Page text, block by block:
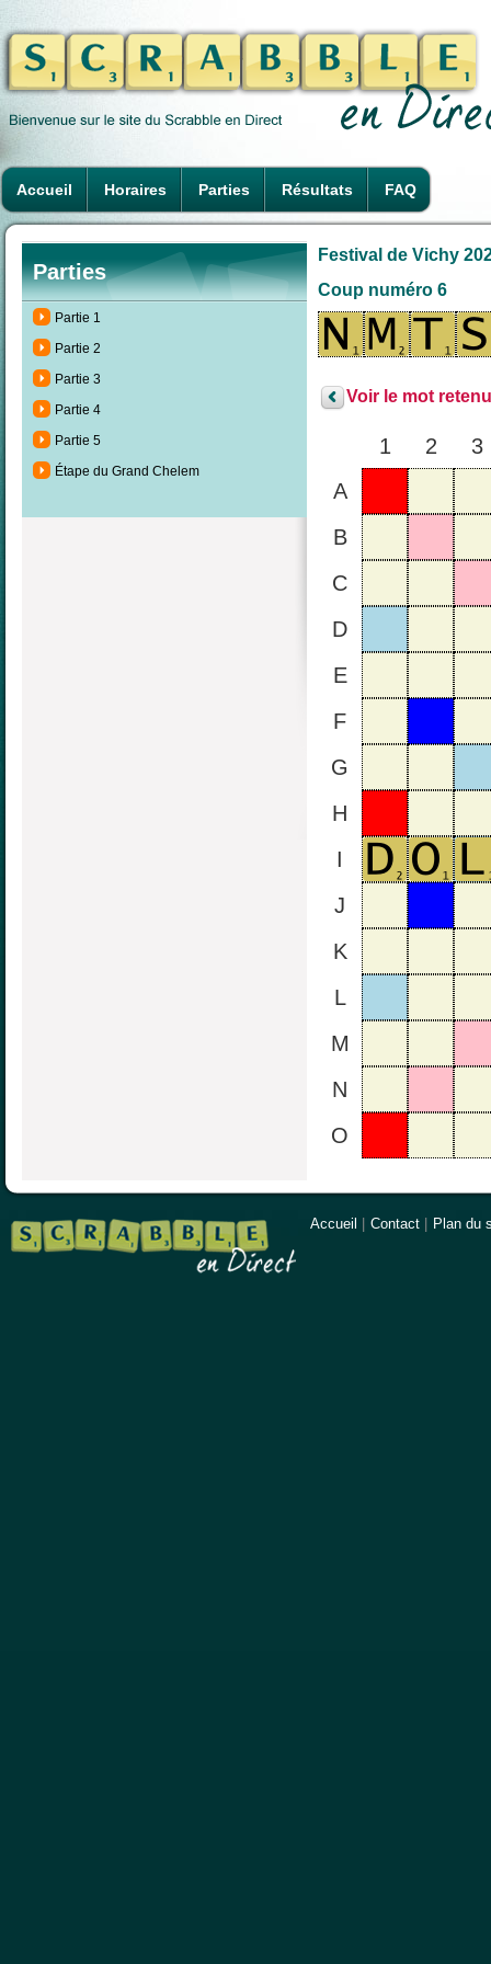
Accueil Horaires Parties Résultats FAQ
Parties
Partie 1
Partie 2
Partie 3
Partie 4
Partie 5
Étape du Grand Chelem
Festival de Vichy
Coup numéro 6
Voir le mot
1 2
3
A
B
C
D
E
F
G
H
I
J
K
L
M
N
O
Accueil Contact Plan du